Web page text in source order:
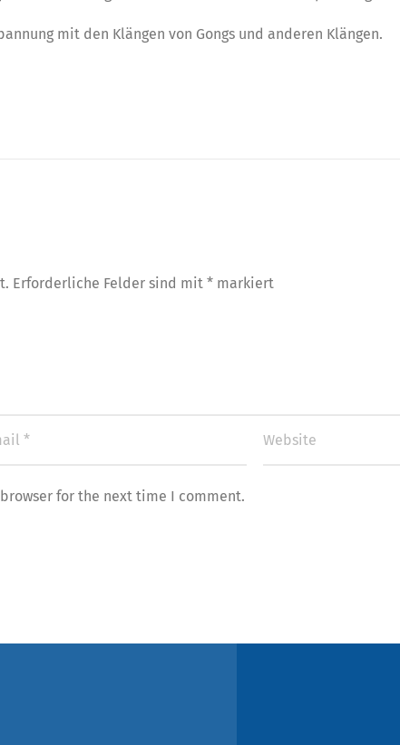
mit den Klängen von Gongs und anderen Klängen.
Erforderliche Felder sind mit * markiert
for the next time I comment.